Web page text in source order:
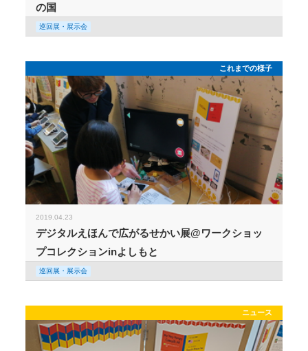
の国
巡回展・展示会
これまでの様子
2019.04.23
デジタルえほんで広がるせかい展@ワークショッ
プコレクションinよしもと
巡回展・展示会
ニュース